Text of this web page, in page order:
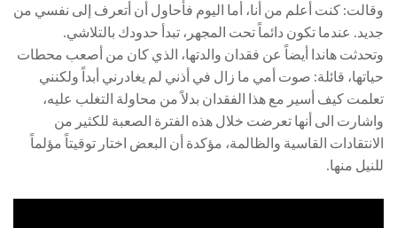
وقالت: كنت أعلم من أنا، أما اليوم فأحاول أن أتعرف إلى نفسي من
جديد. عندما تكون دائماً تحت المجهر، تبدأ حدودك بالتلاشي.
وتحدثت هاندا أيضاً عن فقدان والدتها، الذي كان من أصعب محطات
حياتها، قائلة: صوت أمي ما زال في أذني لم يغادرني أبداً ولكنني
تعلمت كيف أسير مع هذا الفقدان بدلاً من محاولة التغلب عليه،
واشارت الى أنها تعرضت خلال هذه الفترة الصعبة للكثير من
الانتقادات القاسية والظالمة، مؤكدة أن البعض اختار توقيتاً مؤلماً
للنيل منها.